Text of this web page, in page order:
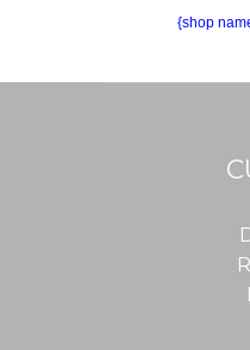
{shop